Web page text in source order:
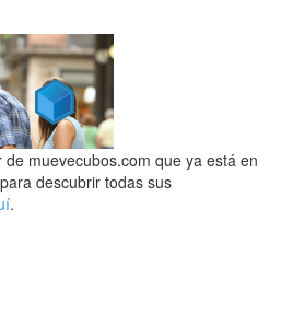
muevecubos.com que ya está en
para descubrir todas sus
.